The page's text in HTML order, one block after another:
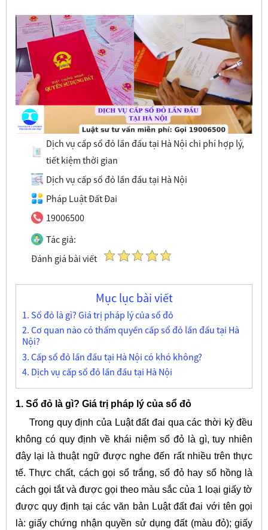
Dịch vụ cấp sổ đỏ lần đầu tại Hà Nội chi phí hợp lý,
tiết kiệm thời gian
Dịch vụ cấp sổ đỏ lần đầu tại Hà Nội
Pháp Luật Đất Đai
19006500
Tác giả:
Đánh giá bài viết
Mục lục bài viết
1. Sổ đỏ là gì? Giá trị pháp lý của sổ đỏ
2. Cơ quan nào có thẩm quyền cấp sổ đỏ lần đầu tại Hà
Nội?
3. Cấp sổ đỏ lần đầu tại Hà Nội có khó không?
4. Dịch vụ cấp sổ đỏ lần đầu tại Hà Nội
1. Sổ đỏ là gì? Giá trị pháp lý của sổ đỏ
Trong quy định của Luật đất đai qua các thời kỳ đều
không có quy định về khái niệm sổ đỏ là gì, tuy nhiên
đây lại là thuật ngữ được nghe đến rất nhiều trên thực
tế. Thực chất, cách gọi sổ trắng, sổ đỏ hay sổ hồng là
cách gọi tắt và được gọi theo màu sắc của 1 loại giấy tờ
được quy định tại các văn bản Luật đất đai với tên gọi
là: giấy chứng nhận quyền sử dụng đất (màu đỏ); giấy